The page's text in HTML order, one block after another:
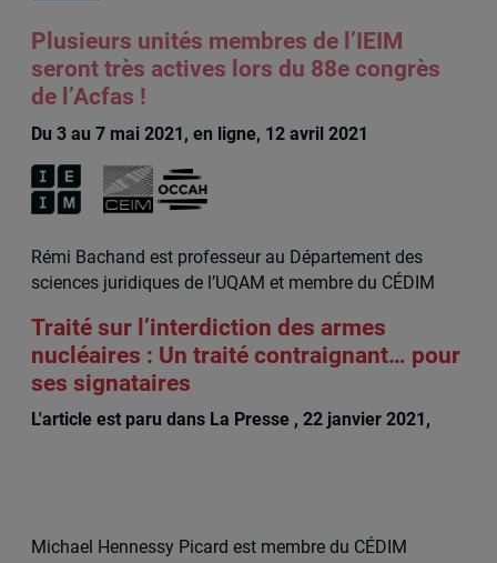
Plusieurs unités membres de l’IEIM
seront très actives lors du 88e congrès
de l’Acfas !
Du 3 au 7 mai 2021, en ligne, 12 avril 2021
Rémi Bachand est professeur au Département des
sciences juridiques de l’UQAM et membre du CÉDIM
Traité sur l’interdiction des armes
nucléaires : Un traité contraignant… pour
ses signataires
L'article est paru dans La Presse , 22 janvier 2021,
Michael Hennessy Picard est membre du CÉDIM